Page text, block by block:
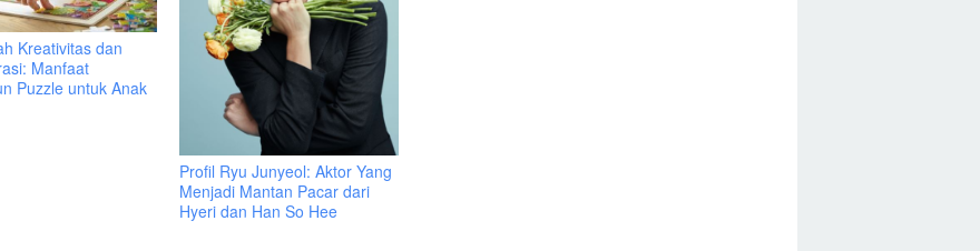
Kreativitas dan
Manfaat
Puzzle untuk Anak
Profil Ryu Junyeol: Aktor Yang
Menjadi Mantan Pacar dari
Hyeri dan Han So Hee